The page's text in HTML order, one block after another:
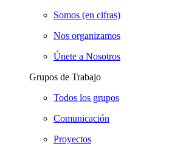
Somos (en cifras)
Nos organizamos
Únete a Nosotros
Grupos de Trabajo
Todos los grupos
Comunicación
Proyectos